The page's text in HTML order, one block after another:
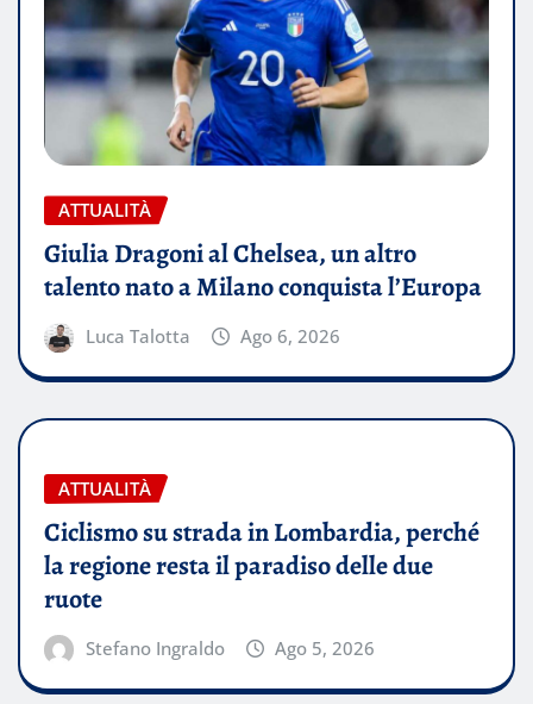
ATTUALITÀ
Giulia Dragoni al Chelsea, un altro
talento nato a Milano conquista l’Europa
Luca Talotta Ago 6, 2026
ATTUALITÀ
Ciclismo su strada in Lombardia, perché
la regione resta il paradiso delle due
ruote
Stefano Ingraldo Ago 5, 2026